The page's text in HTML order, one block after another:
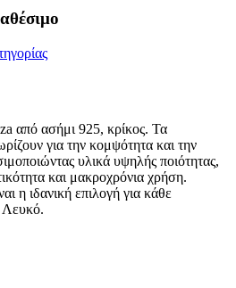
από ασήμι 925, κρίκος. Τα
για την κομψότητα και την
υλικά υψηλής ποιότητας,
και μακροχρόνια χρήση.
η ιδανική επιλογή για κάθε
Λευκό.